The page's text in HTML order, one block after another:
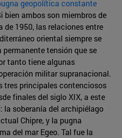
geopolítica constante
bien ambos son miembros de
de 1950, las relaciones entre
oriental siempre se
tensión que se
tanto tiene algunas
militar supranacional.
tres principales contenciosos
finales del siglo XIX, a este
soberanía del archipiélago
Chipre, y la pugna
del mar Egeo. Tal fue la